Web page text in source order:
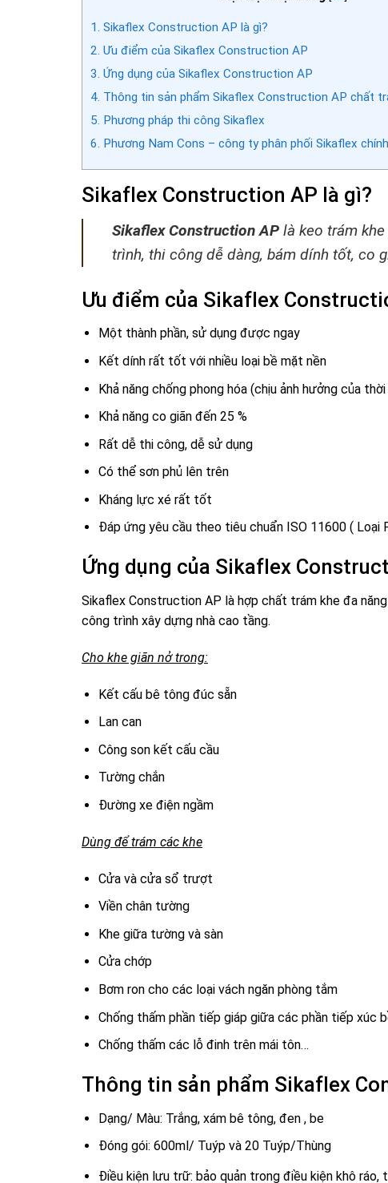
1. Sikaflex Construction AP là gì?
2. Ưu điểm của Sikaflex Construction AP
3. Ứng dụng của Sikaflex Construction AP
4. Thông tin sản phẩm Sikaflex Construction AP chất
5. Phương pháp thi công Sikaflex
6. Phương Nam Cons – công ty phân phối Sikaflex
Sikaflex Construction AP là gì?
Sikaflex Construction AP là keo trám
trình, thi công dễ dàng, bám dính tốt, co
Ưu điểm của Sikaflex
Một thành phần, sử dụng được ngay
Kết dính rất tốt với nhiều loại bề mặt nền
Khả năng chống phong hóa (chịu ảnh hưởng của
Khả năng co giãn đến 25 %
Rất dễ thi công, dễ sử dụng
Có thể sơn phủ lên trên
Kháng lực xé rất tốt
Đáp ứng yêu cầu theo tiêu chuẩn ISO 11600 ( Loại
Ứng dụng của Sikaflex
Sikaflex Construction AP là hợp chất trám khe đa
công trình xây dựng nhà cao tầng.
Cho khe giãn nở trong:
Kết cấu bê tông đúc sẵn
Lan can
Công son kết cấu cầu
Tường chắn
Đường xe điện ngầm
Dùng để trám các khe
Cửa và cửa sổ trượt
Viền chân tường
Khe giữa tường và sàn
Cửa chớp
Bơm ron cho các loại vách ngăn phòng tắm
Chống thấm phần tiếp giáp giữa các phần tiếp xúc
Chống thấm các lỗ đinh trên mái tôn…
Thông tin sản phẩm Sikaflex
Dạng/ Màu: Trắng, xám bê tông, đen , be
Đóng gói: 600ml/ Tuýp và 20 Tuýp/Thùng
Điều kiện lưu trữ: bảo quản trong điều kiện khô